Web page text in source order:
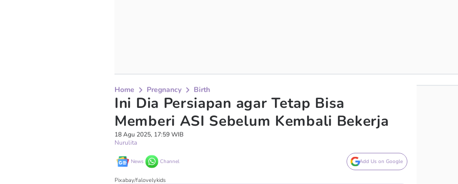
Home Pregnancy Birth
Ini Dia Persiapan agar Tetap Bisa
Memberi ASI Sebelum Kembali Bekerja
18 Agu 2025, 17:59 WIB
Nurulita
News Channel Add Us on Google
Pixabay/falovelykids